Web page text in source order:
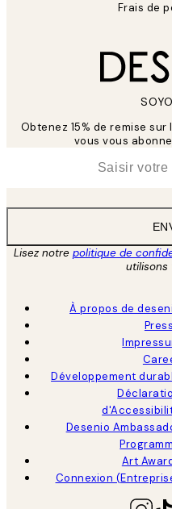
Frais de
Obtenez 15% de remise
vous vous
Lisez notre politique de
utilisons
À propos de
Développement
Desenio
Art
Connexion